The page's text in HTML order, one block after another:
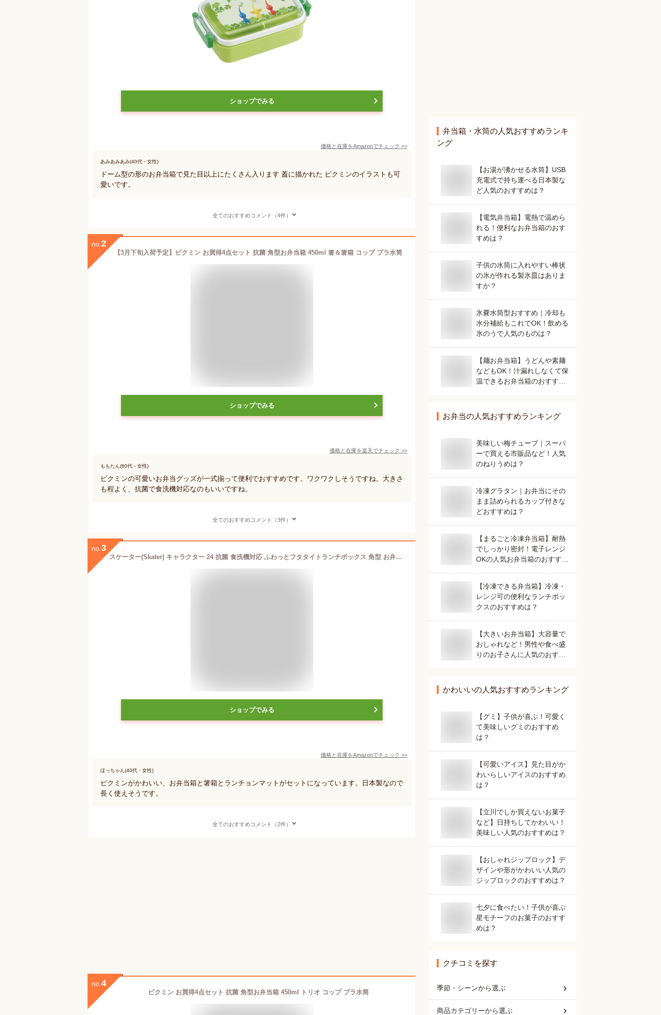
ショップでみる
価格と在庫をAmazonでチェック >>
あみあみあみ(40代・女性)
ドーム型の形のお弁当箱で見た目以上にたくさん入ります 蓋に描かれた ピクミンのイラストも可
愛いです。
全てのおすすめコメント（4件）
no. 2
【3月下旬入荷予定】ピクミン お買得4点セット 抗菌 角型お弁当箱 450ml 箸＆箸箱 コップ プラ水筒
ショップでみる
価格と在庫を楽天でチェック >>
ももたん(60代・女性)
ピクミンの可愛いお弁当グッズが一式揃って便利でおすすめです。ワクワクしそうですね。大きさ
も程よく、抗菌で食洗機対応なのもいいですね。
全てのおすすめコメント（3件）
no. 3
スケーター(Skater) キャラクター 24 抗菌 食洗機対応 ふわっとフタタイトランチボックス 角型 お弁当箱 450ml 箸/箸箱セット ランチクロス キッズ こども ふんわり ふわっと タイト ロック ランチボックス 3点セット PI24
ショップでみる
価格と在庫をAmazonでチェック >>
ほっちゃん(40代・女性)
ピクミンがかわいい、お弁当箱と箸箱とランチョンマットがセットになっています。日本製なので
長く使えそうです。
全てのおすすめコメント（2件）
no. 4
ピクミン お買得4点セット 抗菌 角型お弁当箱 450ml トリオ コップ プラ水筒
弁当箱・水筒の人気おすすめランキ
ング
【お湯が沸かせる水筒】USB
充電式で持ち運べる日本製な
ど人気のおすすめは？
【電気弁当箱】電熱で温めら
れる！便利なお弁当箱のおす
すめは？
子供の水筒に入れやすい棒状
の氷が作れる製氷皿はありま
すか？
氷嚢水筒型おすすめ｜冷却も
水分補給もこれでOK！飲める
氷のうで人気のものは？
【麺お弁当箱】うどんや素麺
などもOK！汁漏れしなくて保
温できるお弁当箱のおすすめ
お弁当の人気おすすめランキング
美味しい梅チューブ｜スーパ
ーで買える市販品など！人気
のねりうめは？
冷凍グラタン｜お弁当にその
まま詰められるカップ付きな
どおすすめは？
【まるごと冷凍弁当箱】耐熱
でしっかり密封！電子レンジ
OKの人気お弁当箱のおすすめ
【冷凍できる弁当箱】冷凍・
レンジ可の便利なランチボッ
クスのおすすめは？
【大きいお弁当箱】大容量で
おしゃれなど！男性や食べ盛
りのお子さんに人気のおすす
かわいいの人気おすすめランキング
【グミ】子供が喜ぶ！可愛く
て美味しいグミのおすすめ
は？
【可愛いアイス】見た目がか
わいらしいアイスのおすすめ
は？
【立川でしか買えないお菓子
など】日持ちしてかわいい！
美味しい人気のおすすめは？
【おしゃれジップロック】デ
ザインや形がかわいい人気の
ジップロックのおすすめは？
七夕に食べたい！子供が喜ぶ
星モチーフのお菓子のおすす
めは？
クチコミを探す
季節・シーンから選ぶ
商品カテゴリーから選ぶ